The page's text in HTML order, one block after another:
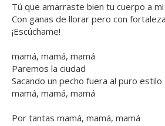
Tú que amarraste bien tu cuerpo a
Con ganas de llorar pero con fortaleza
¡Escúchame!
mamá, mamá, mamá
Paremos la ciudad
Sacando un pecho fuera al puro
mamá, mamá, mamá
Por tantas mamá, mamá, mamá